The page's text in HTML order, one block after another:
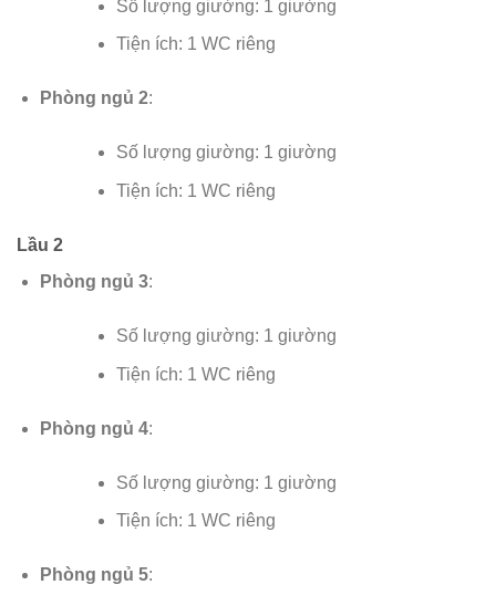
Số lượng giường: 1 giường
Tiện ích: 1 WC riêng
Phòng ngủ 2:
Số lượng giường: 1 giường
Tiện ích: 1 WC riêng
Lầu 2
Phòng ngủ 3:
Số lượng giường: 1 giường
Tiện ích: 1 WC riêng
Phòng ngủ 4:
Số lượng giường: 1 giường
Tiện ích: 1 WC riêng
Phòng ngủ 5: